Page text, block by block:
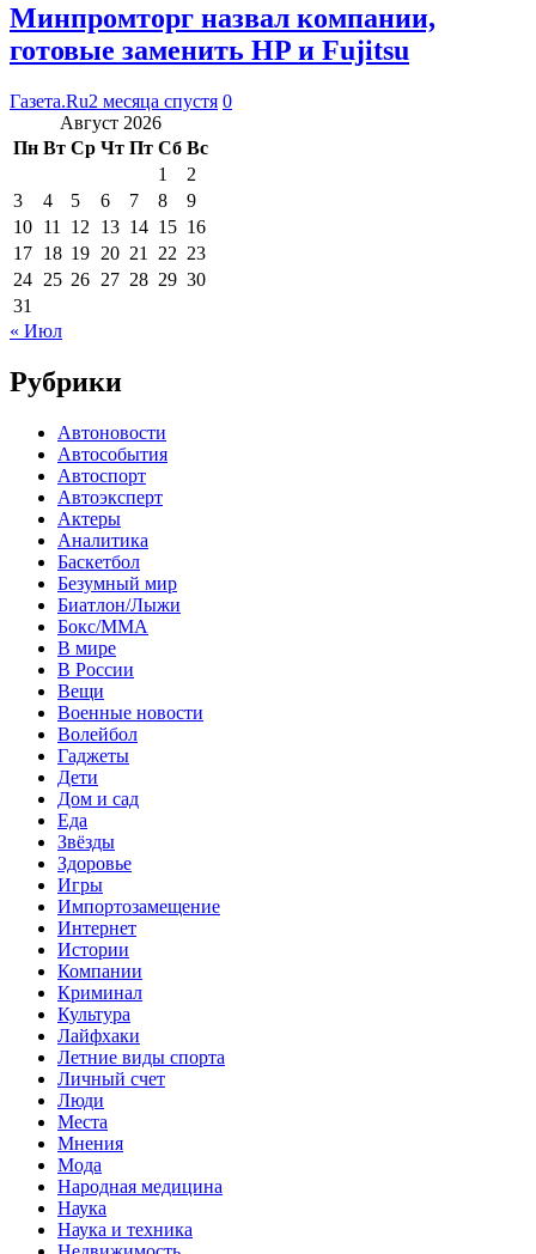
Минпромторг назвал компании,
готовые заменить HP и Fujitsu
Газета.Ru2 месяца спустя 0
Август 2026
Пн Вт Ср Чт Пт Сб Вс
1
2
3
4 5 6 7 8
9
10 11 12 13 14 15 16
17 18 19 20 21 22 23
24 25 26 27 28 29 30
31
« Июл
Рубрики
Автоновости
Автособытия
Автоспорт
Автоэксперт
Актеры
Аналитика
Баскетбол
Безумный мир
Биатлон/Лыжи
Бокс/MMA
В мире
В России
Вещи
Военные новости
Волейбол
Гаджеты
Дети
Дом и сад
Еда
Звёзды
Здоровье
Игры
Импортозамещение
Интернет
Истории
Компании
Криминал
Культура
Лайфхаки
Летние виды спорта
Личный счет
Люди
Места
Мнения
Мода
Народная медицина
Наука
Наука и техника